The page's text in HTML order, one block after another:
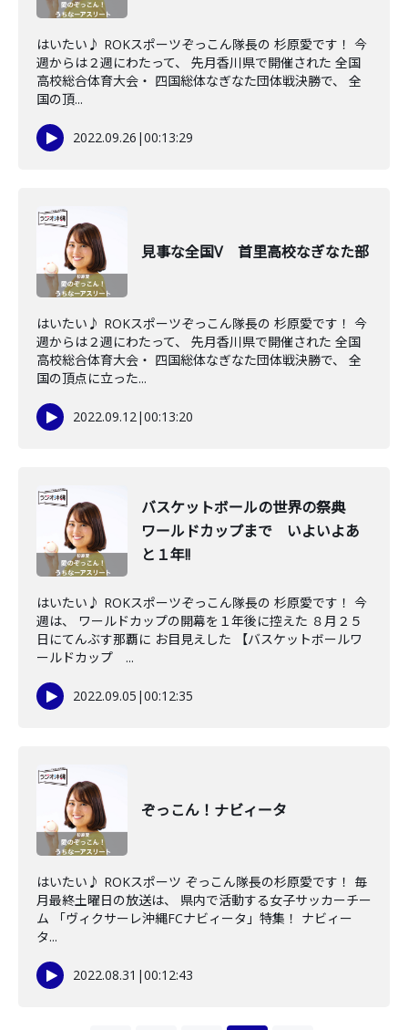
はいたい♪ ROKスポーツぞっこん隊長の 杉原愛です！ 今
週からは２週にわたって、 先月香川県で開催された 全国
高校総合体育大会・ 四国総体なぎなた団体戦決勝で、 全
国の頂...
2022.09.26 |00:13:29
見事な全国V 首里高校なぎなた部
はいたい♪ ROKスポーツぞっこん隊長の 杉原愛です！ 今
週からは２週にわたって、 先月香川県で開催された 全国
高校総合体育大会・ 四国総体なぎなた団体戦決勝で、 全
国の頂点に立った...
2022.09.12|00:13:20
バスケットボールの世界の祭典
ワールドカップまで いよいよあ
と１年!!
はいたい♪ ROKスポーツぞっこん隊長の 杉原愛です！ 今
週は、 ワールドカップの開幕を１年後に控えた ８月２５
日にてんぶす那覇に お目見えした 【バスケットボールワ
ールドカップ ...
2022.09.05 |00:12:35
ぞっこん！ナビィータ
はいたい♪ ROKスポーツ ぞっこん隊長の杉原愛です！ 毎
月最終土曜日の放送は、 県内で活動する女子サッカーチー
ム 「ヴィクサーレ沖縄FCナビィータ」特集！ ナビィー
タ...
2022.08.31 |00:12:43